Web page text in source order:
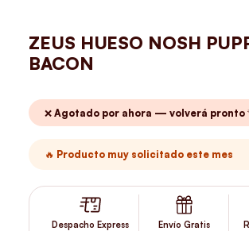
ZEUS HUESO NOSH
BACON
❌ Agotado por ahora — volverá pronto
🔥 Producto muy solicitado este mes
Despacho Express Envío Gratis